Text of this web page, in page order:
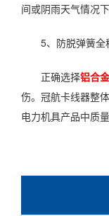
间或阴雨天气情况
5、防脱弹簧全
正确选择铝合
伤。冠航卡线器整
电力机具产品中质